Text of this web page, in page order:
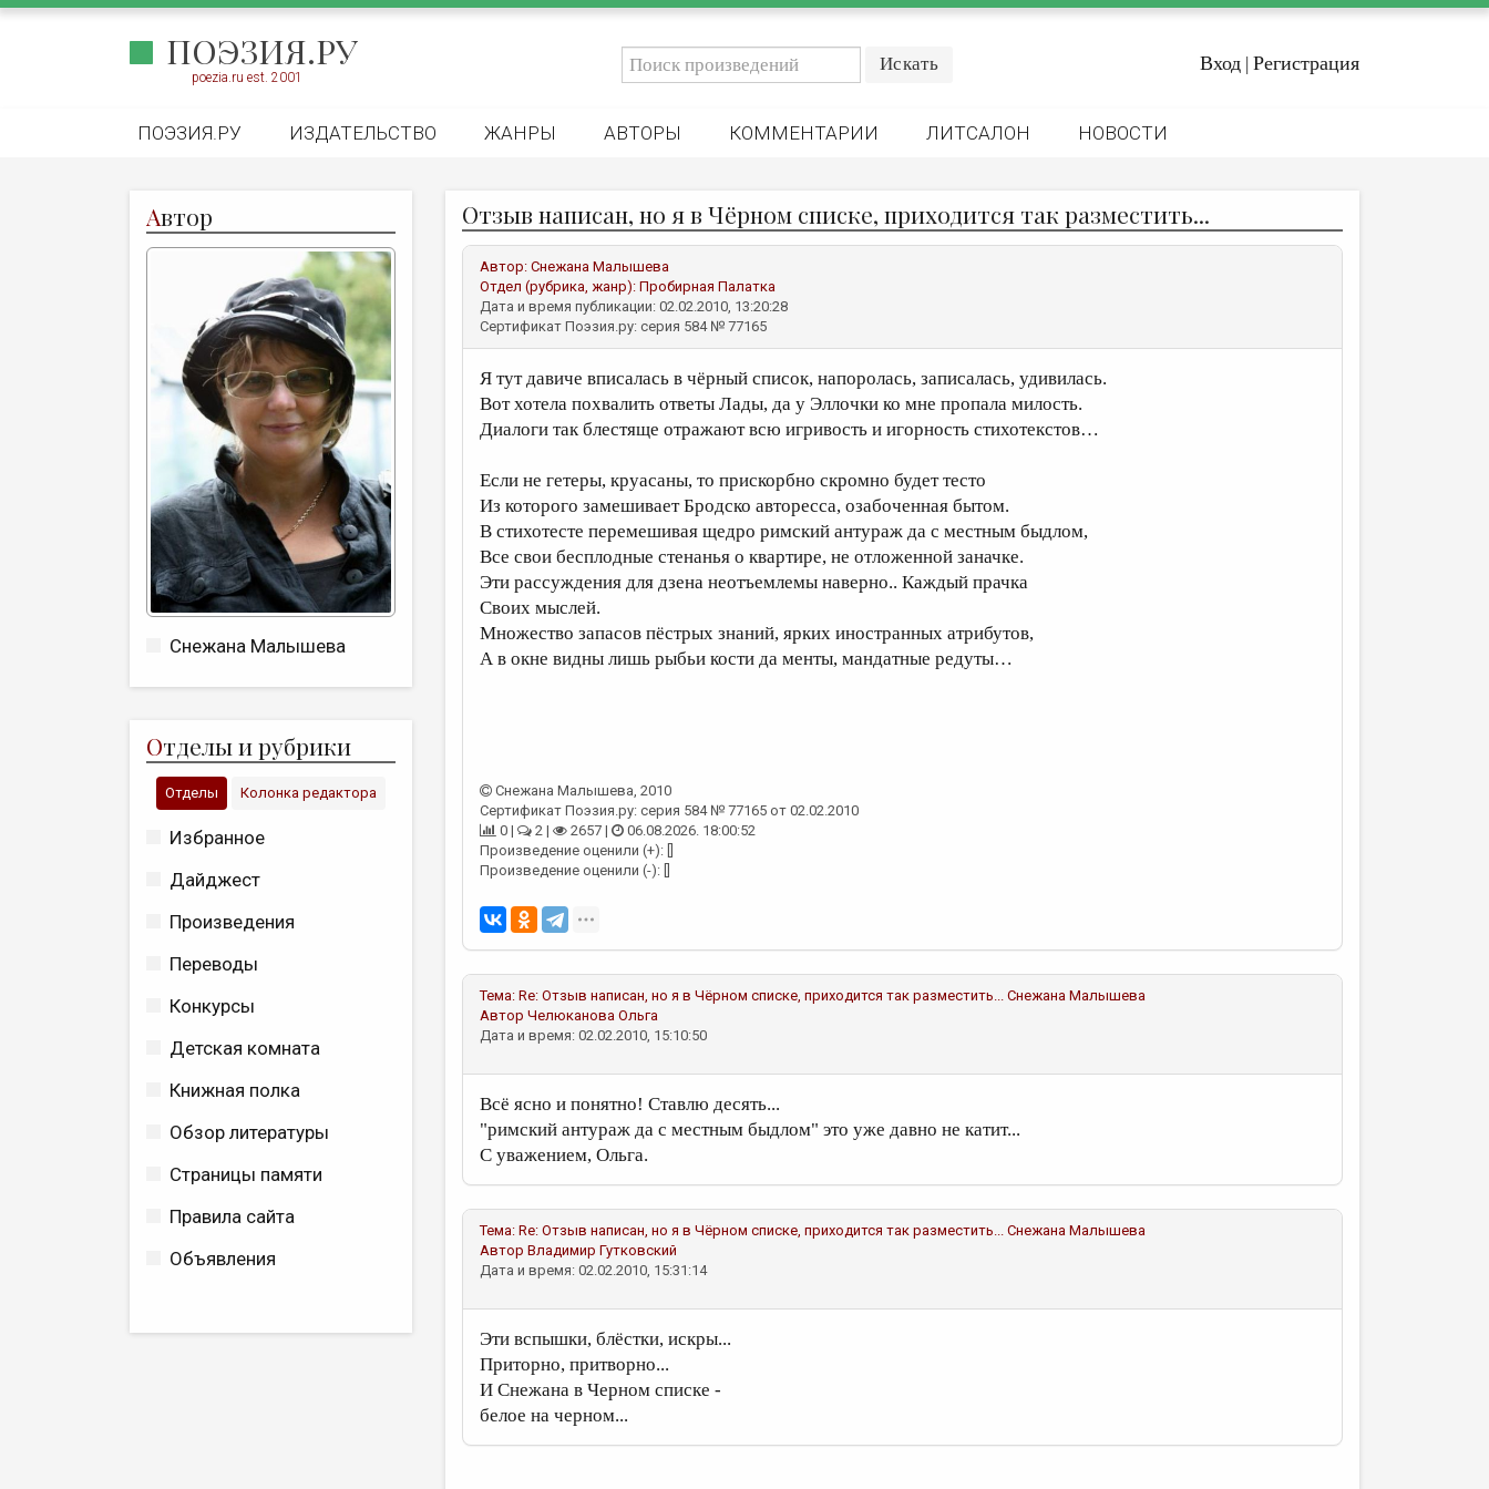
ПОЭЗИЯ.РУ
poezia.ru est. 2001
Вход | Регистрация
ПОЭЗИЯ.РУ ИЗДАТЕЛЬСТВО ЖАНРЫ АВТОРЫ КОММЕНТАРИИ ЛИТСАЛОН НОВОСТИ
Автор
Снежана Малышева
Отделы и рубрики
Отделы Колонка редактора
Избранное
Дайджест
Произведения
Переводы
Конкурсы
Детская комната
Книжная полка
Обзор литературы
Страницы памяти
Правила сайта
Объявления
Отзыв написан, но я в Чёрном списке, приходится так разместить...
Автор: Снежана Малышева
Отдел (рубрика, жанр): Пробирная Палатка
Дата и время публикации: 02.02.2010, 13:20:28
Сертификат Поэзия.ру: серия 584 № 77165
Я тут давиче вписалась в чёрный список, напоролась, записалась, удивилась.
Вот хотела похвалить ответы Лады, да у Эллочки ко мне пропала милость.
Диалоги так блестяще отражают всю игривость и игорность стихотекстов…
Если не гетеры, круасаны, то прискорбно скромно будет тесто
Из которого замешивает Бродско авторесса, озабоченная бытом.
В стихотесте перемешивая щедро римский антураж да с местным быдлом,
Все свои бесплодные стенанья о квартире, не отложенной заначке.
Эти рассуждения для дзена неотъемлемы наверно.. Каждый прачка
Своих мыслей.
Множество запасов пёстрых знаний, ярких иностранных атрибутов,
А в окне видны лишь рыбьи кости да менты, мандатные редуты…
Снежана Малышева, 2010
Сертификат Поэзия.ру: серия 584 № 77165 от 02.02.2010
0 |
2 | 2657 |
06.08.2026. 18:00:52
Произведение оценили (+): []
Произведение оценили (-): []
Тема: Re: Отзыв написан, но я в Чёрном списке, приходится так разместить... Снежана Малышева
Автор Челюканова Ольга
Дата и время: 02.02.2010, 15:10:50
Всё ясно и понятно! Ставлю десять...
"римский антураж да с местным быдлом" это уже давно не катит...
С уважением, Ольга.
Тема: Re: Отзыв написан, но я в Чёрном списке, приходится так разместить... Снежана Малышева
Автор Владимир Гутковский
Дата и время: 02.02.2010, 15:31:14
Эти вспышки, блёстки, искры...
Приторно, притворно...
И Снежана в Черном списке -
белое на черном...